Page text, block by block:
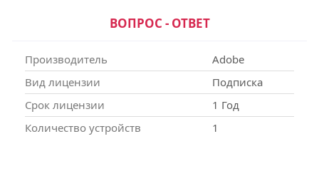
ВОПРОС - ОТВЕТ
Производитель
Adobe
Вид лицензии
Подписка
Срок лицензии
1 Год
Количество устройств
1